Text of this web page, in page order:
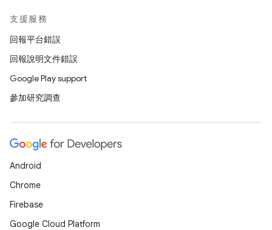
支援服務
回報平台錯誤
回報說明文件錯誤
Google Play support
參加研究調查
Android
Chrome
Firebase
Google Cloud Platform